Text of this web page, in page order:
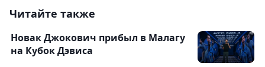
Читайте также
Новак Джокович прибыл в Малагу
на Кубок Дэвиса